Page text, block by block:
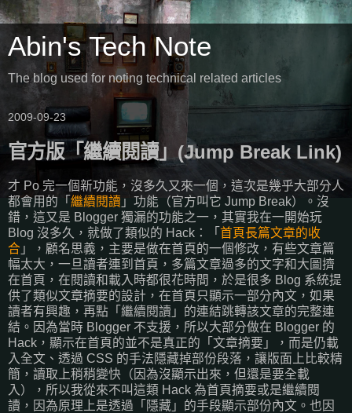
Abin's Tech Note
The blog used for noting technical related articles
2009-09-23
官方版「繼續閱讀」(Jump Break Link)
才 Po 完一個新功能，沒多久又來一個，這次是幾乎大部分人
都會用的「 繼續閱讀 」功能（官方叫它 Jump Break）。沒
錯，這又是 Blogger 獨漏的功能之一，其實我在一開始玩
Blog 沒多久，就做了類似的 Hack：「 首頁長篇文章的收
合 」，顧名思義，主要是做在首頁的一個修改，有些文章篇
幅太大，一旦讀者連到首頁，多篇文章過多的文字和大圖擠
在首頁，在閱讀和載入時都很花時間，於是很多 Blog 系統提
供了類似文章摘要的設計，在首頁只顯示一部分內文，如果
讀者有興趣，再點「繼續閱讀」的連結跳轉該文章的完整連
結。因為當時 Blogger 不支援，所以大部分做在 Blogger 的
Hack，顯示在首頁的並不是真正的「文章摘要」，而是仍載
入全文、透過 CSS 的手法隱藏掉部份段落，讓版面上比較精
簡，讀取上稍稍變快（因為沒顯示出來，但還是要全載
入），所以我從來不叫這類 Hack 為首頁摘要或是繼續閱
讀，因為原理上是透過「隱藏」的手段顯示部份內文。也因